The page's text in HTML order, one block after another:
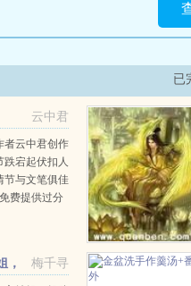
已
云中君
者云中君创作
跌宕起伏扣人
节与文笔俱佳
费提供过分
梅千寻
，